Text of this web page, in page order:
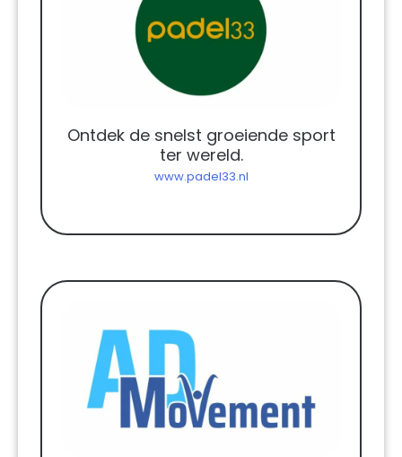
Ontdek de snelst groeiende sport
ter wereld.
www.padel33.nl